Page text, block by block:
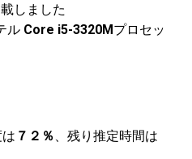
しました
ル Core i5-3320Mプロセッ
７２％ 、残り推定時間は